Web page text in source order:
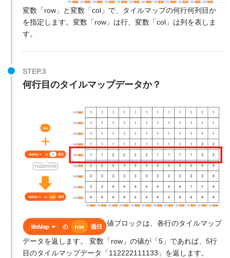
変数「row」と変数「col」で、タイルマップの何行何列目か
を指定します。変数「row」は行、変数「col」は列を表しま
す。
STEP.3
何行目のタイルマップデータか？
値ブロックは、各行のタイルマップ
データを返します。 変数「row」の値が「5」であれば、5行
目のタイルマップデータ「112222111133」を返します。